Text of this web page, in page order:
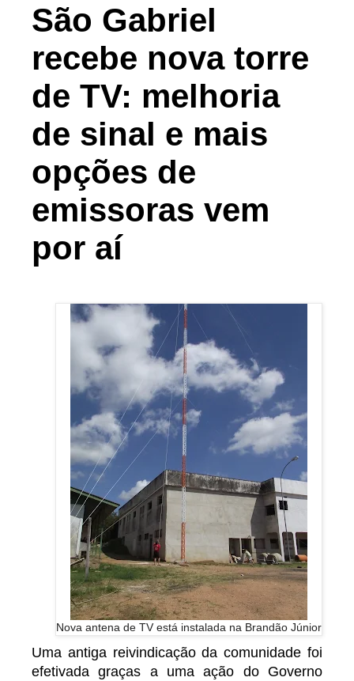
São Gabriel
recebe nova torre
de TV: melhoria
de sinal e mais
opções de
emissoras vem
por aí
Nova antena de TV está instalada na Brandão Júnior
Uma antiga reivindicação da comunidade foi
efetivada graças a uma ação do Governo